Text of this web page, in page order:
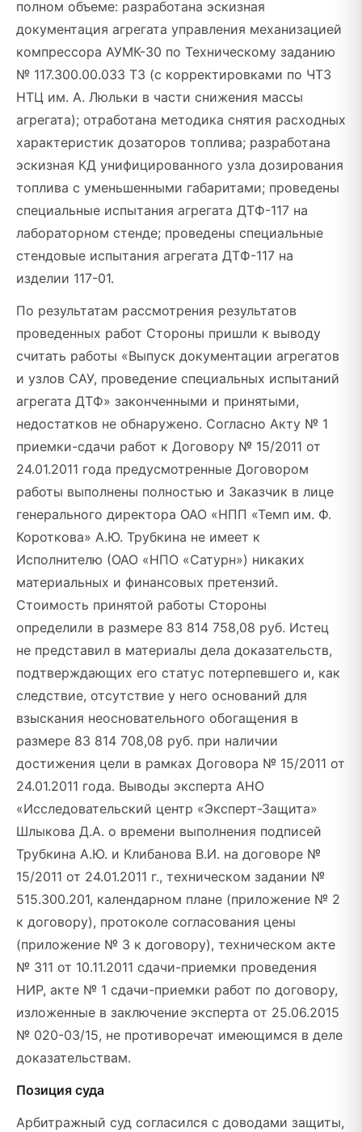
полном объеме: разработана эскизная
документация агрегата управления механизацией
компрессора АУМК-30 по Техническому заданию
№ 117.300.00.033 ТЗ (с корректировками по ЧТЗ
НТЦ им. А. Люльки в части снижения массы
агрегата); отработана методика снятия расходных
характеристик дозаторов топлива; разработана
эскизная КД унифицированного узла дозирования
топлива с уменьшенными габаритами; проведены
специальные испытания агрегата ДТФ-117 на
лабораторном стенде; проведены специальные
стендовые испытания агрегата ДТФ-117 на
изделии 117-01.
По результатам рассмотрения результатов
проведенных работ Стороны пришли к выводу
считать работы «Выпуск документации агрегатов
и узлов САУ, проведение специальных испытаний
агрегата ДТФ» законченными и принятыми,
недостатков не обнаружено. Согласно Акту № 1
приемки-сдачи работ к Договору № 15/2011 от
24.01.2011 года предусмотренные Договором
работы выполнены полностью и Заказчик в лице
генерального директора ОАО «НПП «Темп им. Ф.
Короткова» А.Ю. Трубкина не имеет к
Исполнителю (ОАО «НПО «Сатурн») никаких
материальных и финансовых претензий.
Стоимость принятой работы Стороны
определили в размере 83 814 758,08 руб. Истец
не представил в материалы дела доказательств,
подтверждающих его статус потерпевшего и, как
следствие, отсутствие у него оснований для
взыскания неосновательного обогащения в
размере 83 814 708,08 руб. при наличии
достижения цели в рамках Договора № 15/2011 от
24.01.2011 года. Выводы эксперта АНО
«Исследовательский центр «Эксперт-Защита»
Шлыкова Д.А. о времени выполнения подписей
Трубкина А.Ю. и Клибанова В.И. на договоре №
15/2011 от 24.01.2011 г., техническом задании №
515.300.201, календарном плане (приложение № 2
к договору), протоколе согласования цены
(приложение № 3 к договору), техническом акте
№ 311 от 10.11.2011 сдачи-приемки проведения
НИР, акте № 1 сдачи-приемки работ по договору,
изложенные в заключение эксперта от 25.06.2015
№ 020-03/15, не противоречат имеющимся в деле
доказательствам.
Позиция суда
Арбитражный суд согласился с доводами защиты,